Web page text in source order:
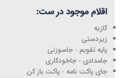
اقلام موجود در ست:
کازیه
زیردستی
پایه تقویم - جاسوزنی
جامدادی - جاخودکاری
جای پاکت نامه - پاکت باز کن